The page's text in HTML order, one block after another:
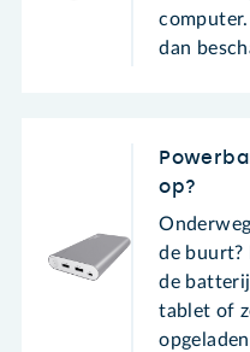
computer.
dan
op?
de buurt?
de
tablet of